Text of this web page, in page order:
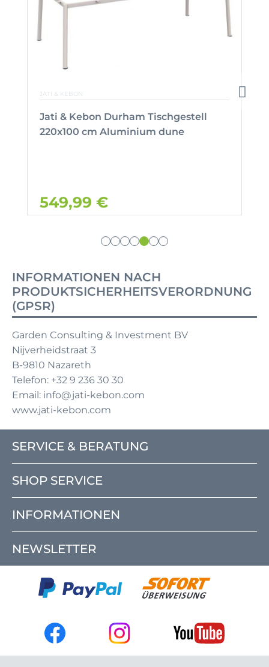
JATI & KEBON
Jati & Kebon Durham Tischgestell
220x100 cm Aluminium dune
549,99 €
INFORMATIONEN NACH
PRODUKTSICHERHEITSVERORDNUNG
(GPSR)
Garden Consulting & Investment BV
Nijverheidstraat 3
B-9810 Nazareth
Telefon: +32 9 236 30 30
Email: info@jati-kebon.com
www.jati-kebon.com
SERVICE & BERATUNG
SHOP SERVICE
INFORMATIONEN
NEWSLETTER